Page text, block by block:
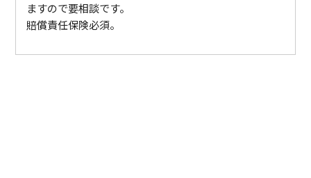
ますので要相談です。
賠償責任保険必須。